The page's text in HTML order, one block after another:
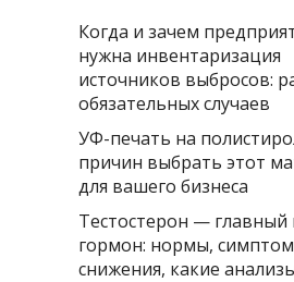
Когда и зачем
нужна инвентаризация
источников выбросов:
обязательных случаев
УФ-печать на
причин выбрать этот
для вашего бизнеса
Тестостерон — главный
гормон: нормы,
снижения, какие